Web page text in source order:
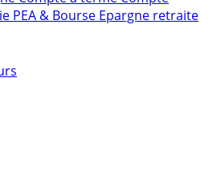
PEA & Bourse Epargne retraite